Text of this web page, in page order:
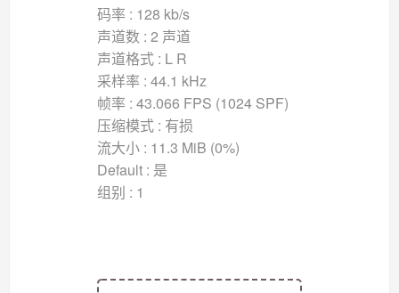
码率 : 128 kb/s
声道数 : 2 声道
声道格式 : L R
采样率 : 44.1 kHz
帧率 : 43.066 FPS (1024 SPF)
压缩模式 : 有损
流大小 : 11.3 MiB (0%)
Default : 是
组别 : 1